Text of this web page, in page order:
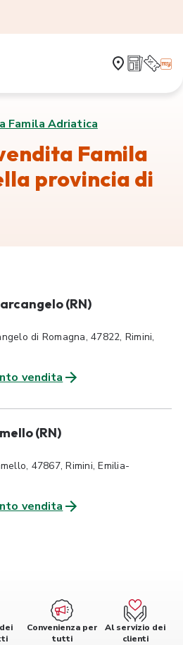
Famila Adriatica
Famila
provincia di
(RN)
di Romagna, 47822, Rimini,
vendita
(RN)
47867, Rimini, Emilia-
vendita
Convenienza per
tutti
Al servizio dei
clienti